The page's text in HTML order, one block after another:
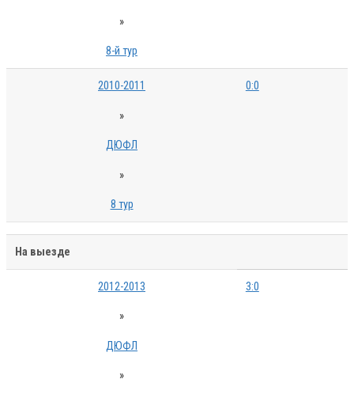
»
8-й тур
2010-2011
»
ДЮФЛ
»
8 тур
0:0
На выезде
2012-2013
»
ДЮФЛ
»
3:0